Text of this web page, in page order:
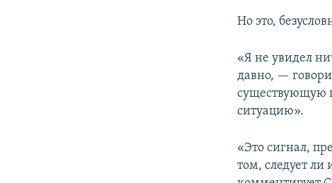
Но это,
«Я не увидел
давно, —
существующую
ситуацию».
«Это сигнал,
том, следует ли